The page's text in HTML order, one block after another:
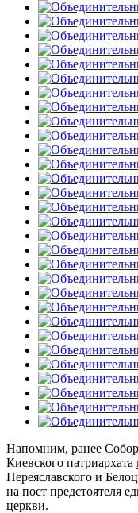
Напомним, ранее
Киевского патриархата
Переяславского и
на пост предстоятеля
церкви.